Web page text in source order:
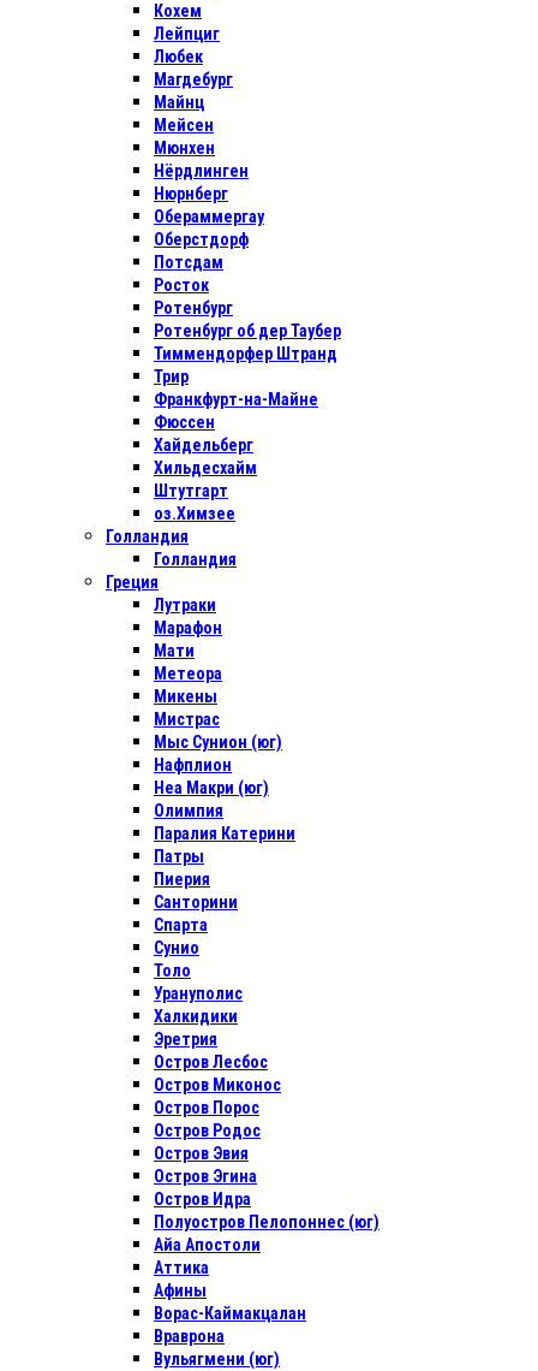
Кохем
Лейпциг
Любек
Магдебург
Майнц
Мейсен
Мюнхен
Нёрдлинген
Нюрнберг
Обераммергау
Оберстдорф
Потсдам
Росток
Ротенбург
Ротенбург об дер Таубер
Тиммендорфер Штранд
Трир
Франкфурт-на-Майне
Фюссен
Хайдельберг
Хильдесхайм
Штутгарт
оз.Химзее
Голландия
Голландия
Греция
Лутраки
Марафон
Мати
Метеора
Микены
Мистрас
Мыс Сунион (юг)
Нафплион
Неа Макри (юг)
Олимпия
Паралия Катерини
Патры
Пиерия
Санторини
Спарта
Сунио
Толо
Урануполис
Халкидики
Эретрия
Остров Лесбос
Остров Миконос
Остров Порос
Остров Родос
Остров Эвия
Остров Эгина
Остров Идра
Полуостров Пелопоннес (юг)
Айа Апостоли
Аттика
Афины
Ворас-Каймакцалан
Враврона
Вульягмени (юг)